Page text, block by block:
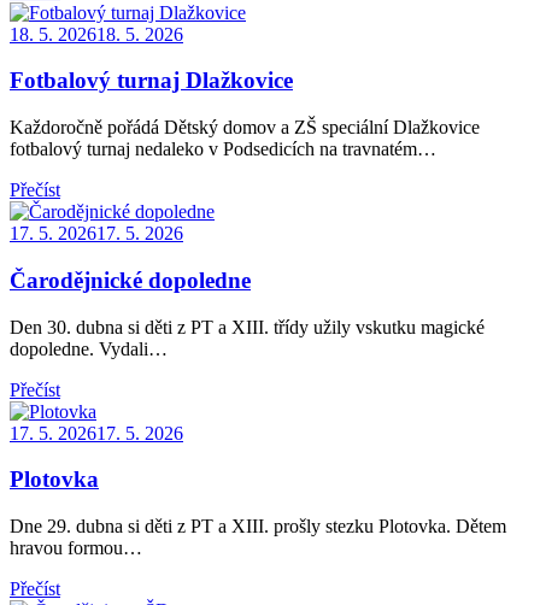
Posted
18. 5. 202618. 5. 2026
Fotbalový turnaj Dlažkovice
Každoročně pořádá Dětský domov a ZŠ speciální Dlažkovice
fotbalový turnaj nedaleko v Podsedicích na travnatém…
Přečíst
Posted
17. 5. 202617. 5. 2026
Čarodějnické dopoledne
Den 30. dubna si děti z PT a XIII. třídy užily vskutku magické
dopoledne. Vydali…
Přečíst
Posted
17. 5. 202617. 5. 2026
Plotovka
Dne 29. dubna si děti z PT a XIII. prošly stezku Plotovka. Dětem
hravou formou…
Přečíst